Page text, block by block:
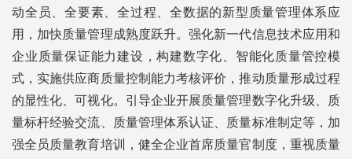
动全员、全要素、全过程、全数据的新型质量管理体系应
用，加快质量管理成熟度跃升。强化新一代信息技术应用和
企业质量保证能力建设，构建数字化、智能化质量管控模
式，实施供应商质量控制能力考核评价，推动质量形成过程
的显性化、可视化。引导企业开展质量管理数字化升级、质
量标杆经验交流、质量管理体系认证、质量标准制定等，加
强全员质量教育培训，健全企业首席质量官制度，重视质量